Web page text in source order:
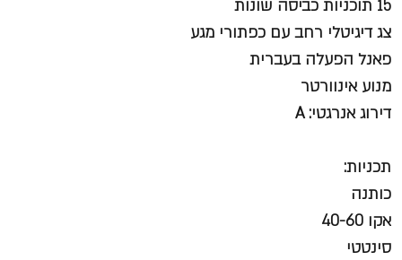
15 תוכניות כביסה שונות
צג דיגיטלי רחב עם כפתורי מגע
פאנל הפעלה בעברית
מנוע אינוורטר
דירוג אנרגטי: A
תכניות:
כותנה
אקו 40-60
סינטטי